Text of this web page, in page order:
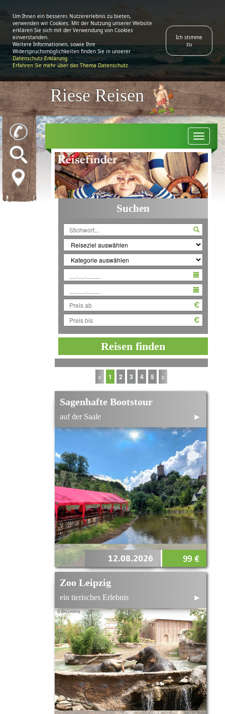
Riese Reisen
Suchen
Reisen finden
< 1 2 3 4 5 >
Sagenhafte Bootstour
auf der Saale ►
12.08.2026 99 €
© Zoo Leipzig
Zoo Leipzig
ein tierisches Erlebnis ►